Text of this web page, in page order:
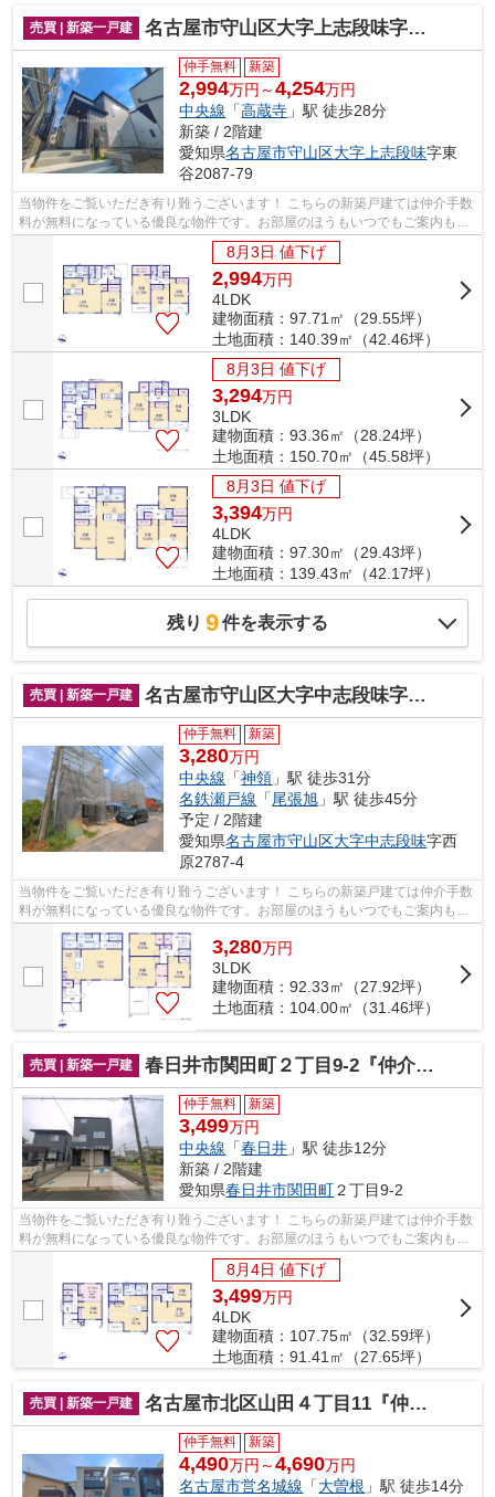
売買 | 新築一戸建 名古屋市守山区大字上志段味字東谷2087『仲介料無料』新築戸建て
仲手無料 新築
2,994万円～4,254万円
中央線 「高蔵寺 」駅 徒歩28分
新築 / 2階建
愛知県名古屋市守山区大字上志段味字東
谷2087-79
当物件をご覧いただき有り難うございます！ こちらの新築戸建ては仲介手数
料が無料になっている優良な物件です。お部屋のほうもいつでもご案内もさ
せて頂きますのでお気軽にお問合せ下...
8月3日 値下げ
2,994万円
4LDK
建物面積：97.71㎡（29.55坪）
土地面積：140.39㎡（42.46坪）
8月3日 値下げ
3,294万円
3LDK
建物面積：93.36㎡（28.24坪）
土地面積：150.70㎡（45.58坪）
8月3日 値下げ
3,394万円
4LDK
建物面積：97.30㎡（29.43坪）
土地面積：139.43㎡（42.17坪）
残り 9件を表示する
売買 | 新築一戸建 名古屋市守山区大字中志段味字西原2787-4『仲介料無料』新築戸建て
仲手無料 新築
3,280万円
中央線 「神領 」駅 徒歩31分
名鉄瀬戸線 「尾張旭 」駅 徒歩45分
予定 / 2階建
愛知県名古屋市守山区大字中志段味字西
原2787-4
当物件をご覧いただき有り難うございます！ こちらの新築戸建ては仲介手数
料が無料になっている優良な物件です。お部屋のほうもいつでもご案内もさ
せて頂きますのでお気軽にお問合せ下...
3,280万円
3LDK
建物面積：92.33㎡（27.92坪）
土地面積：104.00㎡（31.46坪）
売買 | 新築一戸建 春日井市関田町２丁目9-2『仲介料無料』新築戸建て
仲手無料 新築
3,499万円
中央線 「春日井 」駅 徒歩12分
新築 / 2階建
愛知県春日井市関田町２丁目9-2
当物件をご覧いただき有り難うございます！ こちらの新築戸建ては仲介手数
料が無料になっている優良な物件です。お部屋のほうもいつでもご案内もさ
せて頂きますのでお気軽にお問合せ下...
8月4日 値下げ
3,499万円
4LDK
建物面積：107.75㎡（32.59坪）
土地面積：91.41㎡（27.65坪）
売買 | 新築一戸建 名古屋市北区山田４丁目11『仲介料無料』新築戸建て
仲手無料 新築
4,490万円～4,690万円
名古屋市営名城線 「大曽根 」駅 徒歩14分